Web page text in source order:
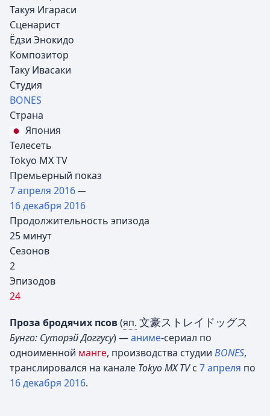
Такуя Игараси
Сценарист
Ёдзи Энокидо
Композитор
Таку Ивасаки
Студия
BONES
Страна
Япония
Телесеть
Tokyo MX TV
Премьерный показ
7 апреля 2016 —
16 декабря 2016
Продолжительность эпизода
25 минут
Сезонов
2
Эпизодов
24
Проза бродячих псов(яп. 文豪ストレイドッグス
Бунго: Суторэй Доггусу)—аниме-сериал по
одноименной манге, производства студии BONES,
транслировался на канале Tokyo MX TVс 7 апреля по
16 декабря 2016.